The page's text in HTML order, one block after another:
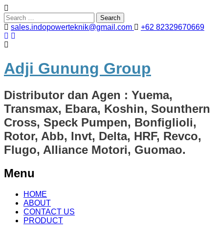
Search
for:sales.indopowerteknik@gmail.com +62 82329670669
Adji Gunung Group
Distributor dan Agen : Yuema,
Transmax, Ebara, Koshin, Sounthern
Cross, Speck Pumpen, Bonfiglioli,
Rotor, Abb, Invt, Delta, HRF, Revco,
Flugo, Alliance Motori, Guomao.
Menu
Skip
content
HOME
ABOUT
CONTACT US
PRODUCT